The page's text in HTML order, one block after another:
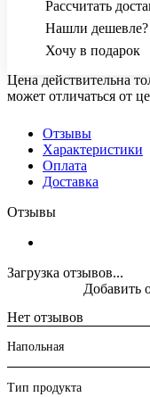
Рассчитать
Нашли дешевле?
Хочу в подарок
Цена действительна
может отличаться от
Отзывы
Характеристики
Оплата
Доставка
Отзывы
Загрузка отзывов...
Нет отзывов
Добавить
Напольная
Тип продукта